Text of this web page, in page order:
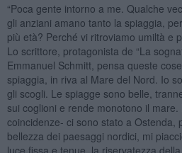
“Poca gente intorno a me. Qualche
gli anziani amano tanto la spiaggia,
più età? Perché vi ritroviamo umiltà e
Lo scrittore, protagonista de “La
Emmanuel Schmitt, pensa queste
spiaggia, in riva al Mare del Nord. Io
gli scogli. Le spiagge sono belle,
sui coglioni e rende monotono il
coincidenze- ci sono stato a Ostenda,
bellezza dei paesaggi nordici, mi
luce fissa e tenue, la riservatezza